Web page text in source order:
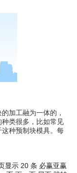
加工融为一体的，
类很多，比如常见
种预制块模具。每
显示 20 条 必赢亚赢